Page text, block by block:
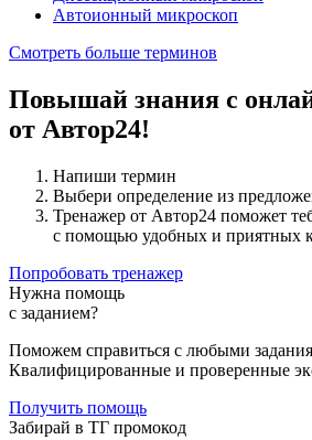
Автоионный микроскоп
Смотреть больше терминов
Повышай знания с
от Автор24!
Напиши термин
Выбери определение из
Тренажер от Автор24 поможет
с помощью удобных и приятных
Попробовать тренажер
Нужна помощь
с заданием?
Поможем справиться с любыми
Квалифицированные и проверенные
Получить помощь
Забирай в ТГ промокод